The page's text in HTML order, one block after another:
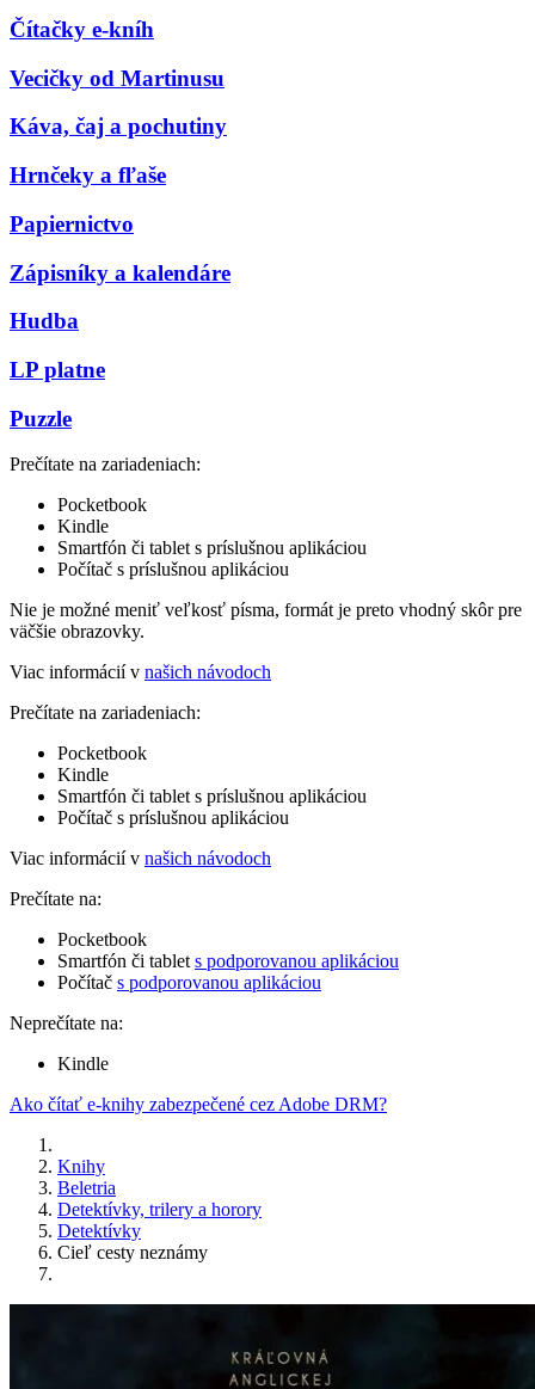
Čítačky e-kníh
Vecičky od Martinusu
Káva, čaj a pochutiny
Hrnčeky a fľaše
Papiernictvo
Zápisníky a kalendáre
Hudba
LP platne
Puzzle
Prečítate na zariadeniach:
Pocketbook
Kindle
Smartfón či tablet s príslušnou aplikáciou
Počítač s príslušnou aplikáciou
Nie je možné meniť veľkosť písma, formát je preto vhodný skôr pre
väčšie obrazovky.
Viac informácií v našich návodoch
Prečítate na zariadeniach:
Pocketbook
Kindle
Smartfón či tablet s príslušnou aplikáciou
Počítač s príslušnou aplikáciou
Viac informácií v našich návodoch
Prečítate na:
Pocketbook
Smartfón či tablet s podporovanou aplikáciou
Počítač s podporovanou aplikáciou
Neprečítate na:
Kindle
Ako čítať e-knihy zabezpečené cez Adobe DRM?
Knihy
Beletria
Detektívky, trilery a horory
Detektívky
Cieľ cesty neznámy